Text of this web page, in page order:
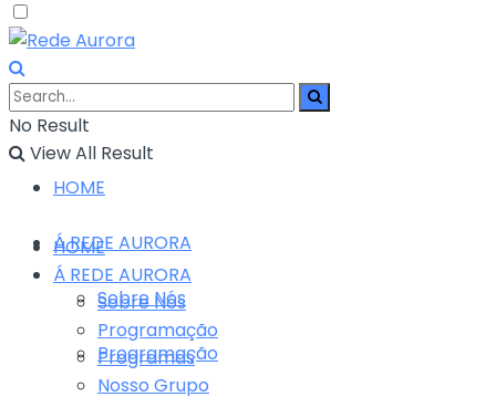
No Result
View All Result
HOME
Á REDE AURORA
Sobre Nós
Programação
HOME
Á REDE AURORA
Sobre Nós
Programação
Programas
Nosso Grupo